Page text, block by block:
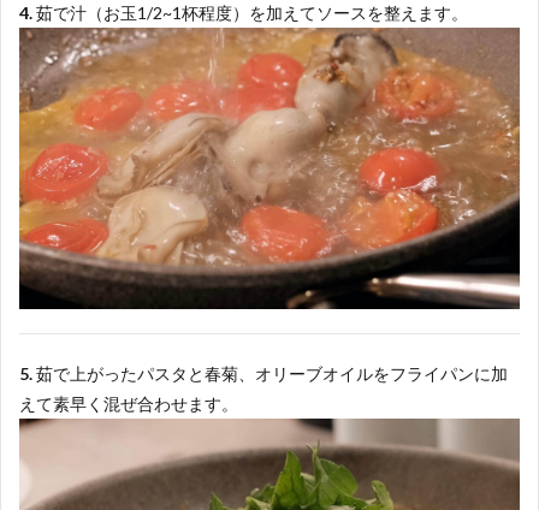
4.茹で汁（お玉1/2~1杯程度）を加えてソースを整えます。
5.茹で上がったパスタと春菊、オリーブオイルをフライパンに加
えて素早く混ぜ合わせます。